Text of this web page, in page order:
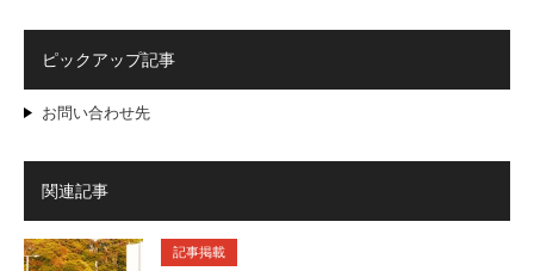
ピックアップ記事
お問い合わせ先
関連記事
記事掲載